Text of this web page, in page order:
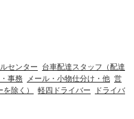
センター
台車配達スタッフ（配達
事務 メール・小物仕分け・他 営
除く） 軽四ドライバー
ドライバ